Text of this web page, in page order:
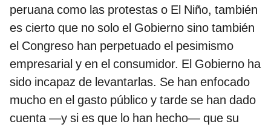
peruana como las protestas o El Niño, también
es cierto que no solo el Gobierno sino también
el Congreso han perpetuado el pesimismo
empresarial y en el consumidor. El Gobierno ha
sido incapaz de levantarlas. Se han enfocado
mucho en el gasto público y tarde se han dado
cuenta —y si es que lo han hecho— que su